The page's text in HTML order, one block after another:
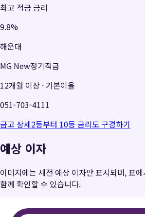
최고 적금 금리
9.8%
해운대
MG New정기적금
12개월 이상 · 기본이율
051-703-4111
금고 상세2등부터 10등 금리도 구경하기
예상 이자
이미지에는 세전 예상 이자만 표시되며, 표
함께 확인할 수 있습니다.